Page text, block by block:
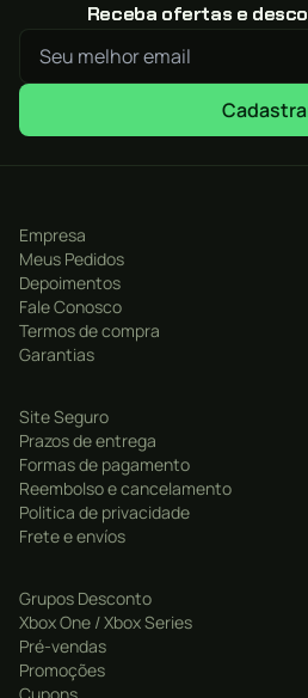
. Viva a história épica, a
maior elenco doUniverso
Fortaleça e construa a versão
DC
favoritas. Inclui todos os 10
atualizações GRATUITAS no
Resolução 4K Dinâmica
Efeitos Visuais Aprimorados
Tempos de Carregamentos
Receba ofertas e
Empresa
Meus Pedidos
Depoimentos
Fale Conosco
Termos de compra
Garantias
Site Seguro
Prazos de entrega
Formas de pagamento
Reembolso e cancelamento
Politica de privacidade
Frete e envíos
Grupos Desconto
Xbox One / Xbox Series
Pré-vendas
Promoções